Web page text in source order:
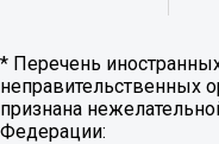
* Перечень
неправительственных
признана
Федерации: